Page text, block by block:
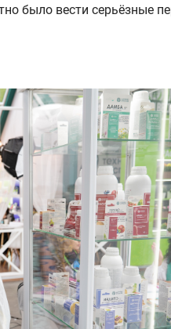
было вести серьёзные